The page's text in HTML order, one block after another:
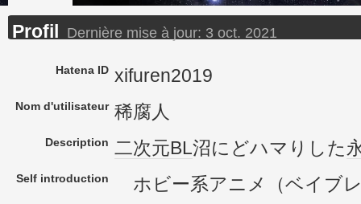
Profil Dernière mise à jour: 3 oct. 2021
Hatena ID xifuren2019
Nom d'utilisateur 稀腐人
Description 二次元BL沼にどハマりした
Self introduction
ホビー系アニメ（ベイブ